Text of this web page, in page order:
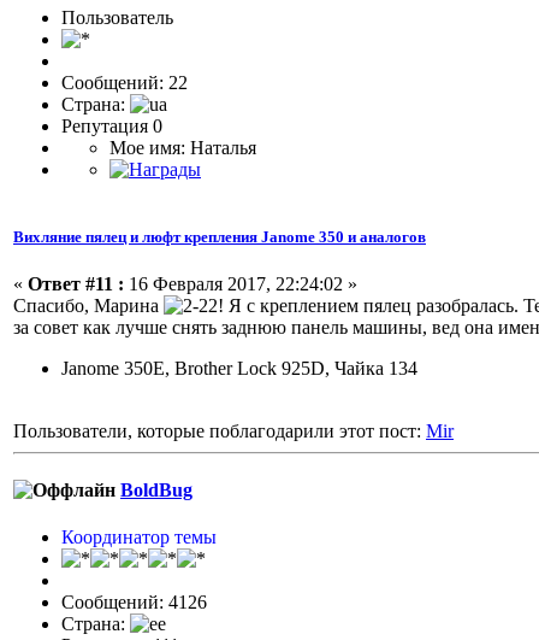
Пользоватeль
Сообщений: 22
Страна:
Репутация 0
Мое имя: Наталья
Вихляние пялец и люфт крепления Janome 350 и аналогов
« Ответ #11 : 16 Февраля 2017, 22:24:02 »
Спасибо, Марина
! Я с креплением пялец разобралась.
за совет как лучше снять заднюю панель машины, вед она
Janome 350E, Brother Lock 925D, Чайка 134
Пользователи, которые поблагодарили этот пост: Mir
BoldBug
Координатор темы
Сообщений: 4126
Страна: